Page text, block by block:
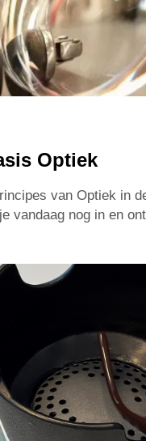
Russia
Senegal
Spain
Tunisia
United
Optiek
van Optiek in
vandaag nog in en